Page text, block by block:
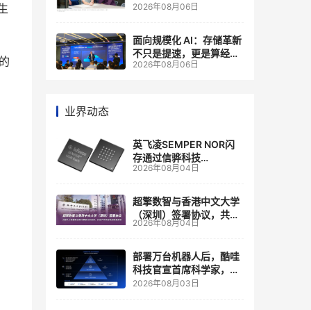
自己的研发节奏
2026年08月06日
面向规模化 AI：存储革新
不只是提速，更是算经济
账
2026年08月06日
业界动态
英飞凌SEMPER NOR闪
存通过信骅科技
AST2700 BMC认证，全
管理
2026年08月04日
超擎数智与香港中文大学
（深圳）签署协议，共建
人工智能和边缘计算联合
2026年08月04日
部署万台机器人后，酷哇
科技官宣首席科学家，要
让世界模型交付生产力
2026年08月03日